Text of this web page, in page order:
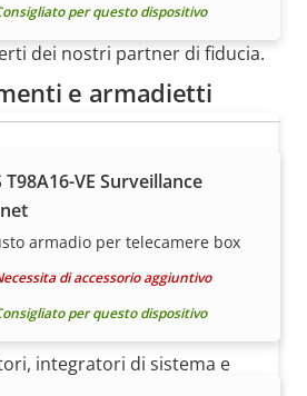
per questo dispositivo
e armadietti
T98A16-VE Surveillance
armadio per telecamere box
di accessorio aggiuntivo
per questo dispositivo
singoli prodotti vengono venduti
dei nostri partner di fiducia.
i dispositivi Axis?
integratori di sistema e